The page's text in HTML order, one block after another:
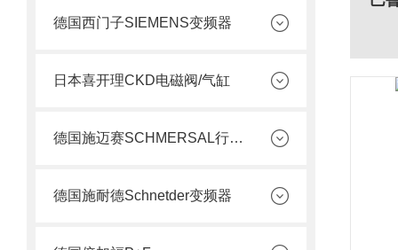
德国西门子SIEMENS变频器
日本喜开理CKD电磁阀/气缸
德国施迈赛SCHMERSAL行程开关
德国施耐德Schnetder变频器